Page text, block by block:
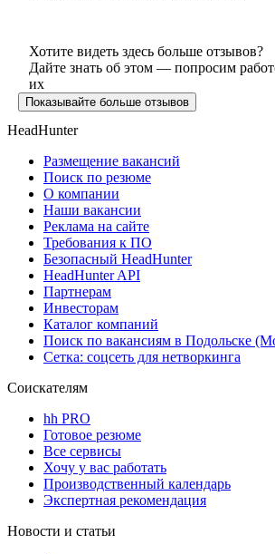
Хотите видеть здесь больше отзывов?
Дайте знать об этом — попросим
их
Показывайте больше отзывов
HeadHunter
Размещение вакансий
Поиск по резюме
О компании
Наши вакансии
Реклама на сайте
Требования к ПО
Безопасный HeadHunter
HeadHunter API
Партнерам
Инвесторам
Каталог компаний
Поиск по вакансиям в Подольске
Сетка: соцсеть для нетворкинга
Соискателям
hh PRO
Готовое резюме
Все сервисы
Хочу у вас работать
Производственный календарь
Экспертная рекомендация
Новости и статьи